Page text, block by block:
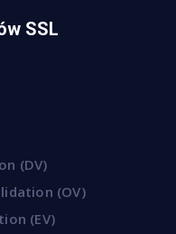
SSL
(DV)
(OV)
(EV)